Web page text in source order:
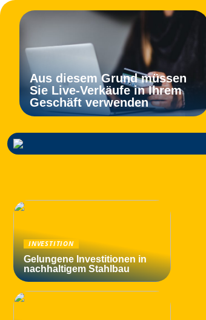
Aus diesem Grund müssen
Sie Live-Verkäufe in Ihrem
Geschäft verwenden
INVESTITION
Gelungene Investitionen in
nachhaltigem Stahlbau